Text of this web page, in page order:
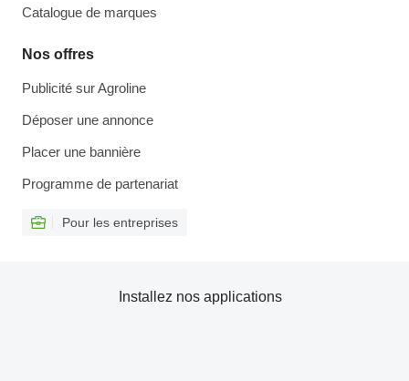
Catalogue de marques
Nos offres
Publicité sur Agroline
Déposer une annonce
Placer une bannière
Programme de partenariat
Pour les entreprises
Installez nos applications